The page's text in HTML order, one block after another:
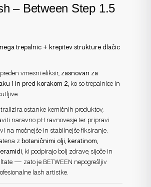
– Between Step 1.5
nega trepalnic + krepitev strukture dlačic
vmesni eliksir, zasnovan za
1 in pred korakom 2,
ko so trepalnice in
ostanke kemičnih produktov,
naravno pH ravnovesje ter pripravi
na močnejše in stabilnejše fiksiranje.
z botaničnimi olji, keratinom,
, ki podpirajo bolj zdrave, sijoče in
— zato je BETWEEN nepogrešljiv
lash artistke.